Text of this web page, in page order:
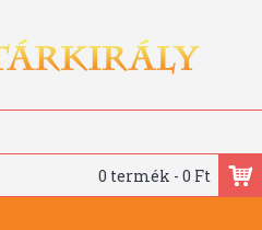
0 termék - 0 Ft